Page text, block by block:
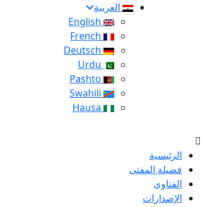
العربية
الرئيسية
فضيلة المفتى
الفتاوى
الإصدارات